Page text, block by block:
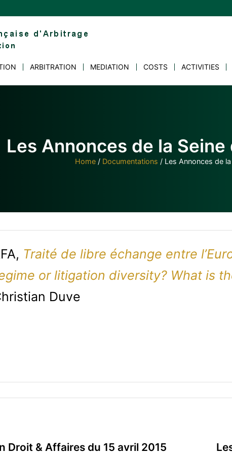
ARBITRATION MEDIATION COSTS ACTIVITIES
Les Annonces de la
Home / Documentations / Les Annonces de
Traité de libre échange entre
or litigation diversity? What is
Duve
Droit & Affaires du 15 avril 2015